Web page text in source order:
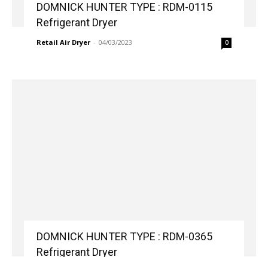
DOMNICK HUNTER TYPE : RDM-0115
Refrigerant Dryer
Retail Air Dryer - 04/03/2023 0
DOMNICK HUNTER TYPE : RDM-0365
Refrigerant Dryer